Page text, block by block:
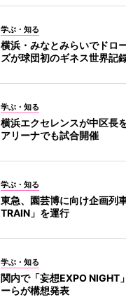
学ぶ・知る
横浜・みなとみらいでド
ズが球団初のギネス世界記
学ぶ・知る
横浜エクセレンスが中区
アリーナでも試合開催
学ぶ・知る
東急、園芸博に向け企画列
TRAIN」を運行
学ぶ・知る
関内で「妄想EXPO
ーらが構想発表